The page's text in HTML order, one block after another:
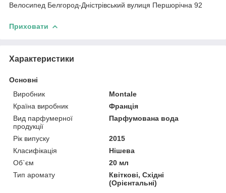
Велосипед Белгород-Дністрівський вулиця Першорічна 92
Приховати
Характеристики
Основні
Виробник
Montale
Країна виробник
Франція
Вид парфумерної
продукції
Парфумована вода
Рік випуску
2015
Класифікація
Нішева
Об`єм
20 мл
Тип аромату
Квіткові, Східні
(Орієнтальні)